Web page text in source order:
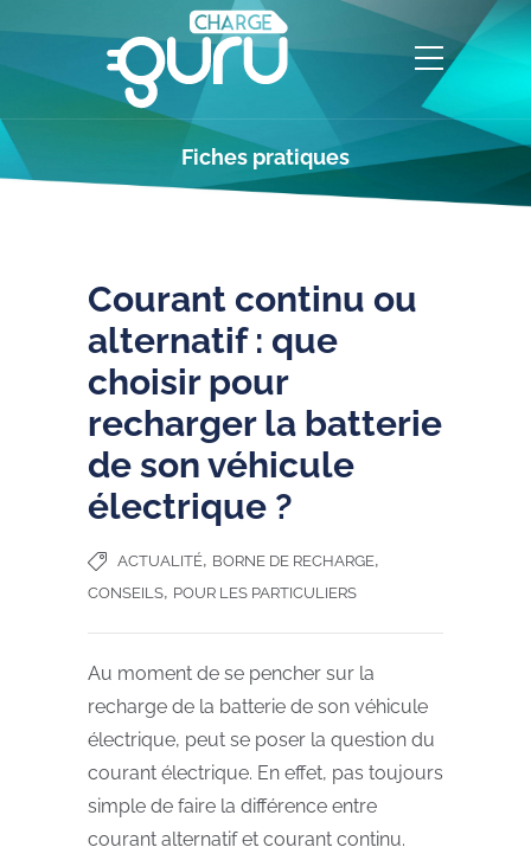
Fiches pratiques
Courant continu ou
alternatif : que
choisir pour
recharger la batterie
de son véhicule
électrique ?
ACTUALITÉ, BORNE DE RECHARGE,
CONSEILS, POUR LES PARTICULIERS
Au moment de se pencher sur la
recharge de la batterie de son véhicule
électrique, peut se poser la question du
courant électrique. En effet, pas toujours
simple de faire la différence entre
courant alternatif et courant continu.